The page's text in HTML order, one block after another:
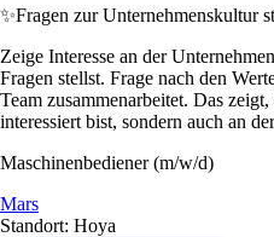
✨Fragen zur Unternehmenskultur
Zeige Interesse an der
Fragen stellst. Frage nach den
Team zusammenarbeitet. Das
interessiert bist, sondern auch an
Maschinenbediener (m/w/d)
Mars
Standort: Hoya